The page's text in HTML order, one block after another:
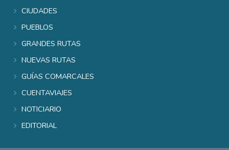
Ciudades
Pueblos
Grandes rutas
Nuevas rutas
Guías comarcales
Cuentaviajes
Noticiario
Editorial